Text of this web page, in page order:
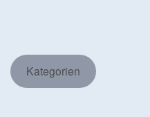
Kategorien